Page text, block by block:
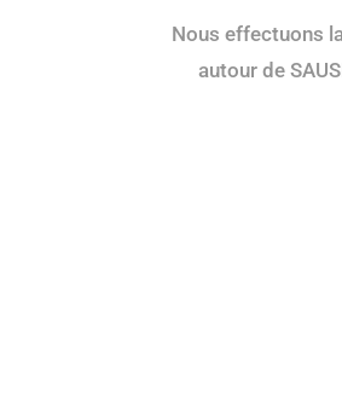
Nous effectuons
autour de